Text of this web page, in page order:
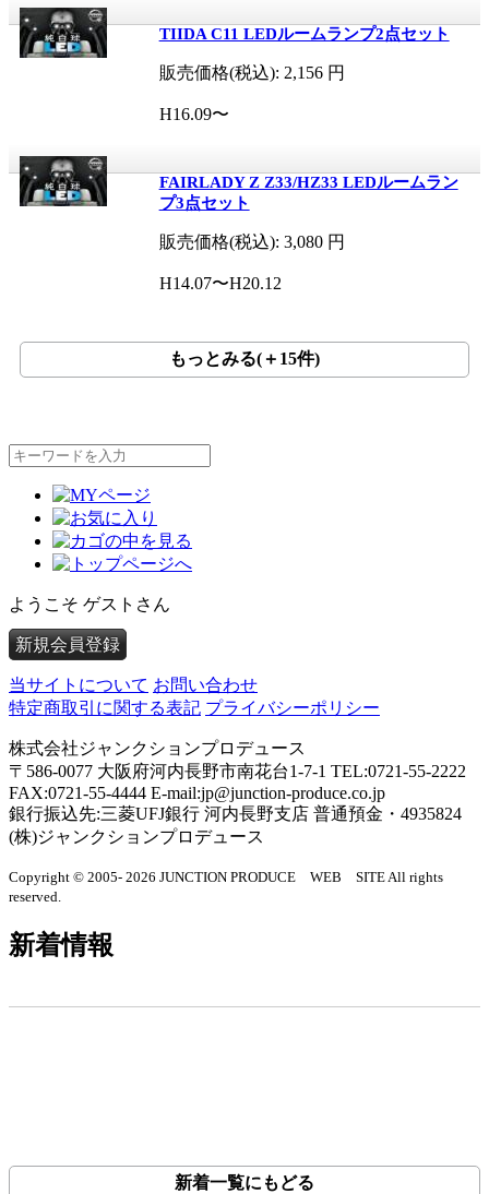
TIIDA C11 LEDルームランプ2点セット
販売価格(税込): 2,156 円
H16.09〜
FAIRLADY Z Z33/HZ33 LEDルームラン
プ3点セット
販売価格(税込): 3,080 円
H14.07〜H20.12
もっとみる(＋15件)
ようこそ ゲストさん
新規会員登録
当サイトについて お問い合わせ
特定商取引に関する表記 プライバシーポリシー
株式会社ジャンクションプロデュース
〒586-0077 大阪府河内長野市南花台1-7-1 TEL:0721-55-2222
FAX:0721-55-4444 E-mail:jp@junction-produce.co.jp
銀行振込先:三菱UFJ銀行 河内長野支店 普通預金・4935824
(株)ジャンクションプロデュース
Copyright © 2005- 2026 JUNCTION PRODUCE WEB SITE All rights
reserved.
新着情報
新着一覧にもどる